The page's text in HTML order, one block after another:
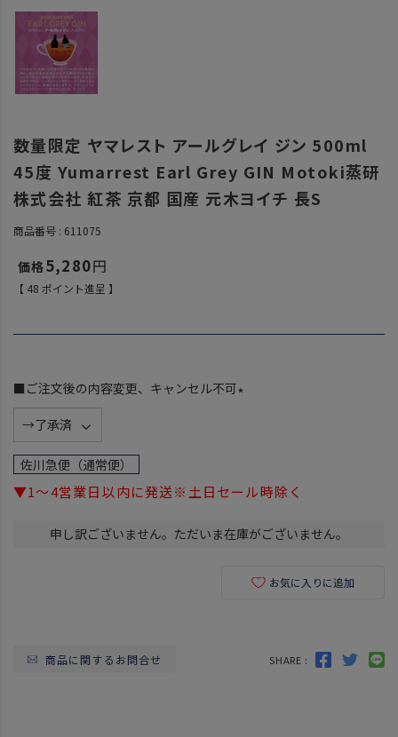
数量限定 ヤマレスト アールグレイ ジン 500ml
45度 Yumarrest Earl Grey GIN Motoki蒸研
株式会社 紅茶 京都 国産 元木ヨイチ 長S
商品番号 611075
5,280
【 48 ポイント進呈 】
■ご注文後の内容変更、キャンセル不可
佐川急便（通常便）
▼1～4営業日以内に発送※土日セール時除く
申し訳ございません。ただいま在庫がございません。
お気に入りに追加
商品に関するお問合せ SHARE :